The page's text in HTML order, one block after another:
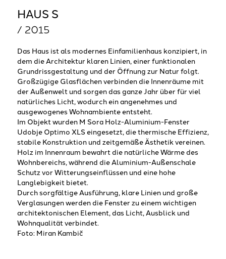
HAUS S
/ 2015
Das Haus ist als modernes Einfamilienhaus konzipiert, in
dem die Architektur klaren Linien, einer funktionalen
Grundrissgestaltung und der Öffnung zur Natur folgt.
Großzügige Glasflächen verbinden die Innenräume mit
der Außenwelt und sorgen das ganze Jahr über für viel
natürliches Licht, wodurch ein angenehmes und
ausgewogenes Wohnambiente entsteht.
Im Objekt wurden M Sora Holz-Aluminium-Fenster
Udobje Optimo XLS eingesetzt, die thermische Effizienz,
stabile Konstruktion und zeitgemäße Ästhetik vereinen.
Holz im Innenraum bewahrt die natürliche Wärme des
Wohnbereichs, während die Aluminium-Außenschale
Schutz vor Witterungseinflüssen und eine hohe
Langlebigkeit bietet.
Durch sorgfältige Ausführung, klare Linien und große
Verglasungen werden die Fenster zu einem wichtigen
architektonischen Element, das Licht, Ausblick und
Wohnqualität verbindet.
Foto: Miran Kambič